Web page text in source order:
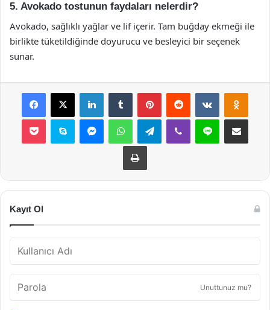
5. Avokado tostunun faydaları nelerdir?
Avokado, sağlıklı yağlar ve lif içerir. Tam buğday ekmeği ile
birlikte tüketildiğinde doyurucu ve besleyici bir seçenek
sunar.
Facebook
X LinkedInTumblr PinterestReddit VKontakte
Pocket Skype MessengerWhatsAppTelegramViber Line E-Posta ile
Yazdır
Kayıt Ol
Unuttunuz mu?